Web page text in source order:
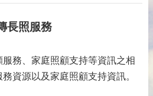
長照服務
務、家庭照顧支持等資訊之相
資源以及家庭照顧支持資訊。